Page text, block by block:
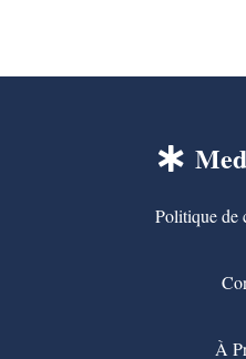
Politique de
À